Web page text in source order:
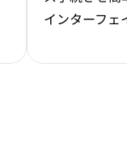
インターフェ